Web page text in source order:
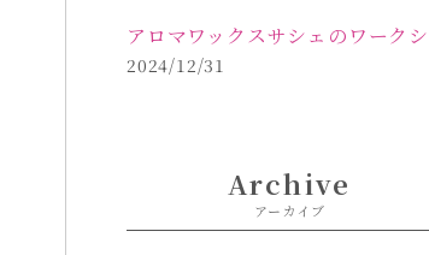
2024/12/31
Archive
アーカイブ